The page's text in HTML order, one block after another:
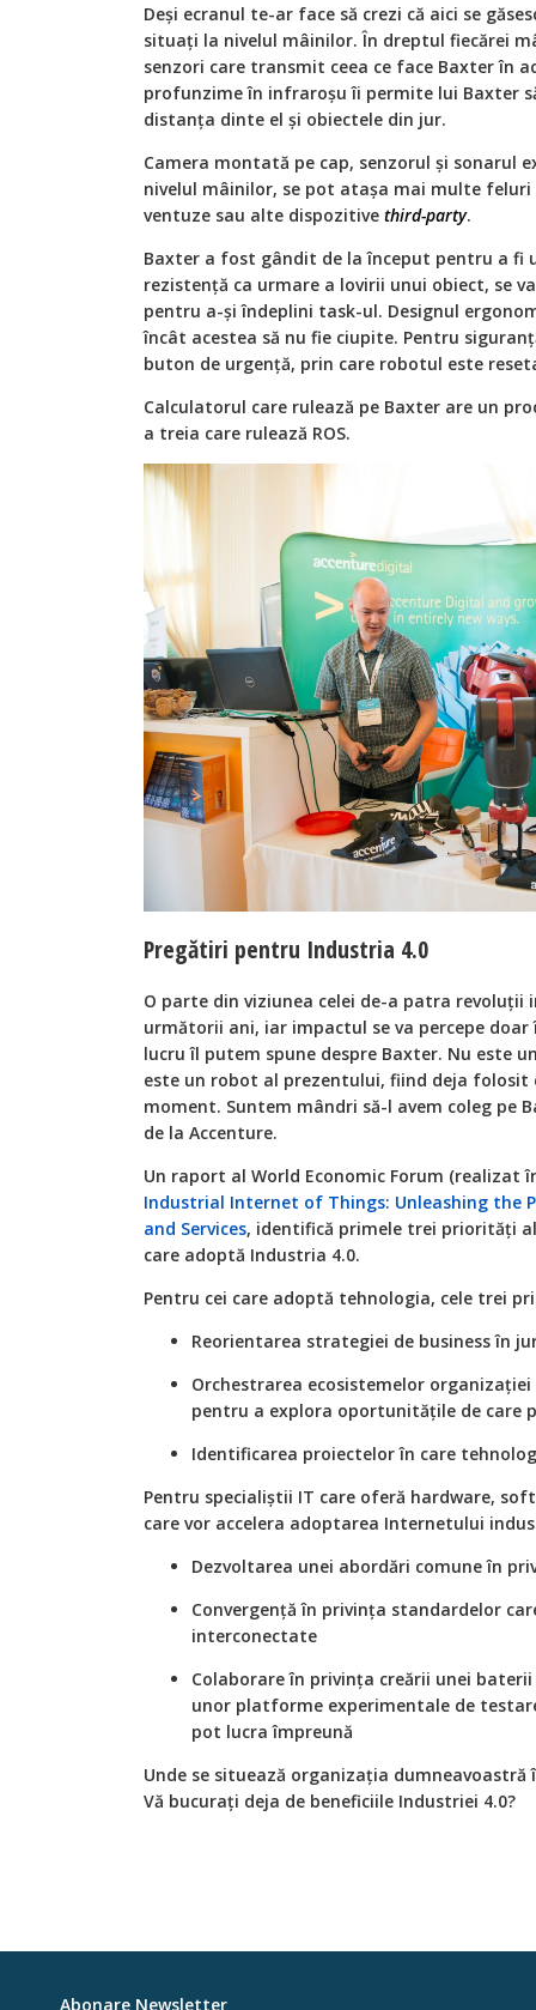
Deşi ecranul te-ar face să crezi că aici se
situaţi la nivelul mâinilor. În dreptul fiecărei
senzori care transmit ceea ce face Baxter în
profunzime în infraroşu îi permite lui Baxter
distanţa dinte el şi obiectele din jur.
Camera montată pe cap, senzorul şi sonarul
nivelul mâinilor, se pot ataşa mai multe
ventuze sau alte dispozitive third-party.
Baxter a fost gândit de la început pentru a fi
rezistenţă ca urmare a lovirii unui obiect, se
pentru a-şi îndeplini task-ul. Designul
încât acestea să nu fie ciupite. Pentru
buton de urgenţă, prin care robotul este
Calculatorul care rulează pe Baxter are un
a treia care rulează ROS.
Pregătiri pentru Industria 4.0
O parte din viziunea celei de-a patra revoluţii
următorii ani, iar impactul se va percepe doar
lucru îl putem spune despre Baxter. Nu este
este un robot al prezentului, fiind deja
moment. Suntem mândri să-l avem coleg pe
de la Accenture.
Un raport al World Economic Forum (realizat
Industrial Internet of Things: Unleashing the
and Services, identifică primele trei priorităţi
care adoptă Industria 4.0.
Pentru cei care adoptă tehnologia, cele trei
Reorientarea strategiei de business în
Orchestrarea ecosistemelor
pentru a explora oportunităţile de care
Identificarea proiectelor în care
Pentru specialiştii IT care oferă hardware,
care vor accelera adoptarea Internetului
Dezvoltarea unei abordări comune în
Convergenţă în privinţa standardelor
interconectate
Colaborare în privinţa creării unei
unor platforme experimentale de
pot lucra împreună
Unde se situează organizaţia dumneavoastră
Vă bucuraţi deja de beneficiile Industriei 4.0?
Abonare Newsletter